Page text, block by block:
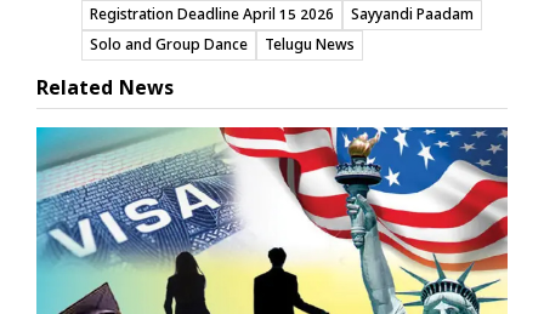
Registration Deadline April 15 2026
Sayyandi Paadam
Solo and Group Dance
Telugu News
Related News